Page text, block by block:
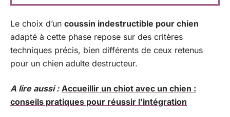
Le choix d’un coussin indestructible pour chien
adapté à cette phase repose sur des critères
techniques précis, bien différents de ceux retenus
pour un chien adulte destructeur.
A lire aussi : Accueillir un chiot avec un chien :
conseils pratiques pour réussir l'intégration